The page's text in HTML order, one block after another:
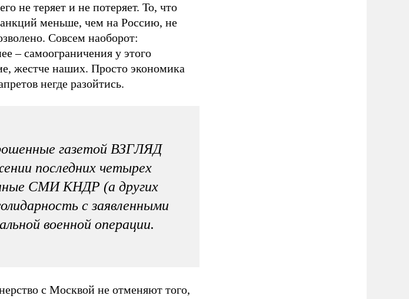
не теряет и не потеряет. То, что
меньше, чем на Россию, не
Совсем наоборот:
– самоограничения у этого
жестче наших. Просто экономика
негде разойтись.
газетой ВЗГЛЯД
последних четырех
СМИ КНДР (а других
с заявленными
военной операции.
с Москвой не отменяют того,